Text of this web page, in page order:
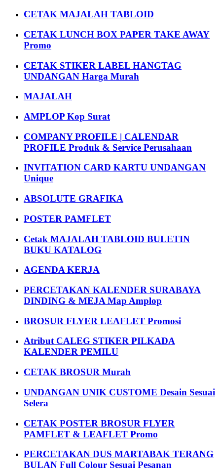
CETAK MAJALAH TABLOID
CETAK LUNCH BOX PAPER TAKE AWAY
Promo
CETAK STIKER LABEL HANGTAG
UNDANGAN Harga Murah
MAJALAH
AMPLOP Kop Surat
COMPANY PROFILE | CALENDAR
PROFILE Produk & Service Perusahaan
INVITATION CARD KARTU UNDANGAN
Unique
ABSOLUTE GRAFIKA
POSTER PAMFLET
Cetak MAJALAH TABLOID BULETIN
BUKU KATALOG
AGENDA KERJA
PERCETAKAN KALENDER SURABAYA
DINDING & MEJA Map Amplop
BROSUR FLYER LEAFLET Promosi
Atribut CALEG STIKER PILKADA
KALENDER PEMILU
CETAK BROSUR Murah
UNDANGAN UNIK CUSTOME Desain Sesuai
Selera
CETAK POSTER BROSUR FLYER
PAMFLET & LEAFLET Promo
PERCETAKAN DUS MARTABAK TERANG
BULAN Full Colour Sesuai Pesanan